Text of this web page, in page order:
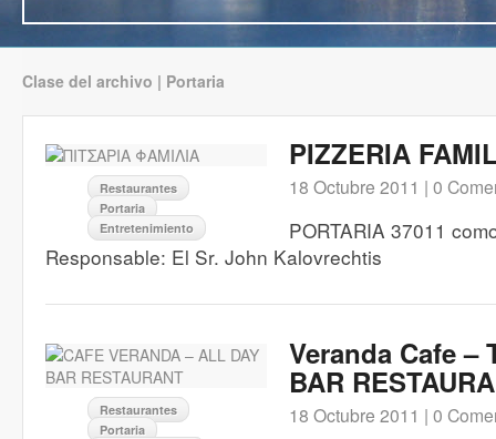
Clase del archivo | Portaria
Restaurantes
Portaria
Entretenimiento
PIZZERIA
18 Octubre 2011 | 0
PORTARIA 37011
Responsable: El Sr. John Kalovrechtis
Restaurantes
Portaria
Veranda Cafe –
BAR
18 Octubre 2011 | 0